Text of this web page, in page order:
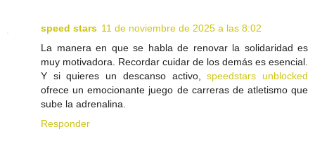
speed stars 11 de noviembre de 2025 a las 8:02
La manera en que se habla de renovar la solidaridad es
muy motivadora. Recordar cuidar de los demás es esencial.
Y si quieres un descanso activo,speedstars unblocked
ofrece un emocionante juego de carreras de atletismo que
sube la adrenalina.
Responder